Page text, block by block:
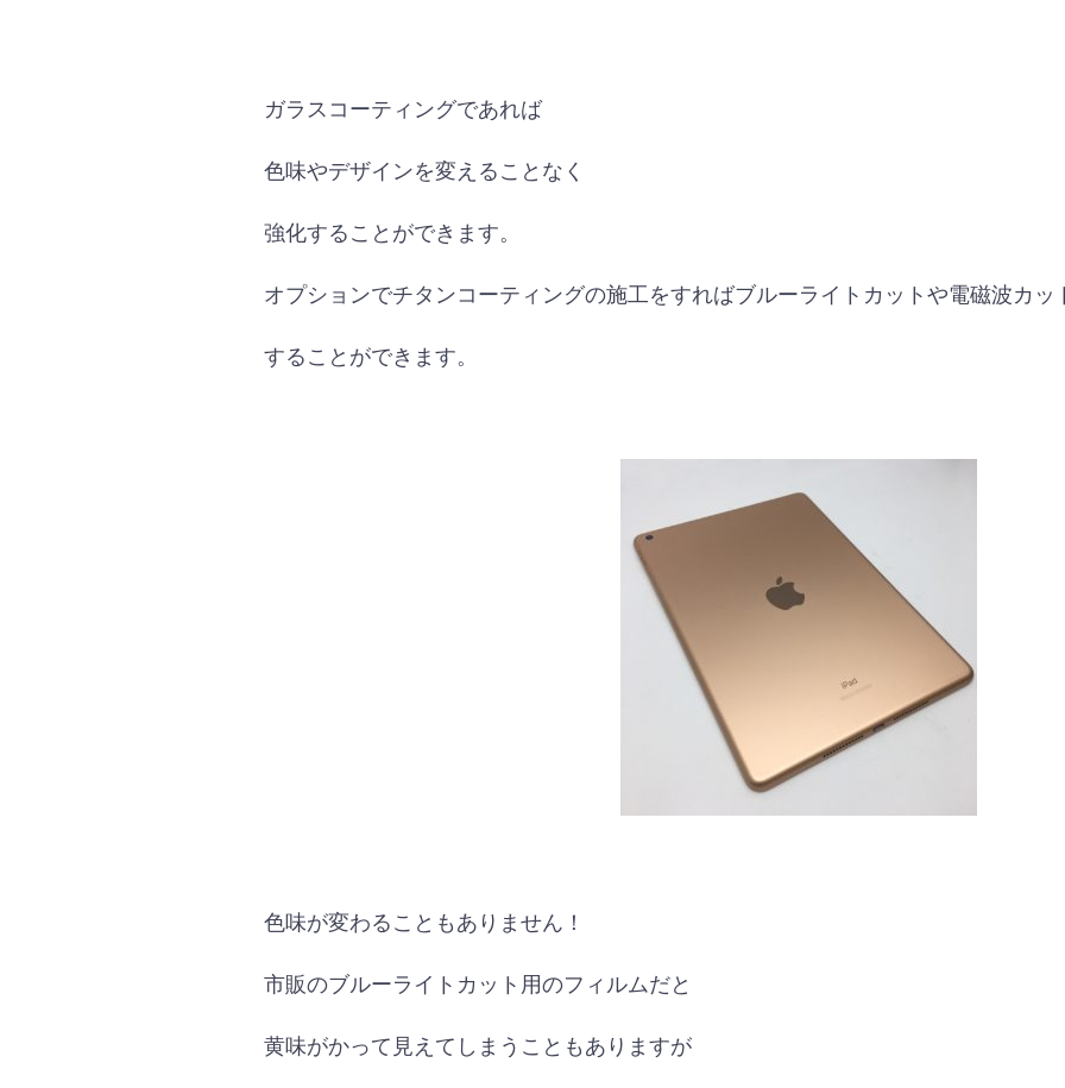
ガラスコーティングであれば
色味やデザインを変えることなく
強化することができます。
オプションでチタンコーティングの施工をすればブルーライトカットや電磁波カッ
することができます。
色味が変わることもありません！
市販のブルーライトカット用のフィルムだと
黄味がかって見えてしまうこともありますが